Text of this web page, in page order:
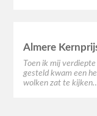
Almere
Toen ik mij
gesteld kwam een
wolken zat te